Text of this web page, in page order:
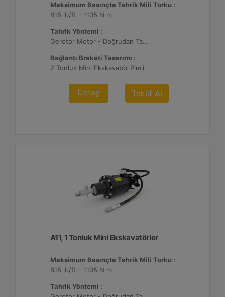
Maksimum Basınçta Tahrik Mili Torku :
815 lb/ft - 1105 N·m
Tahrik Yöntemi :
Gerotor Motor - Doğrudan Tahrik
Bağlantı Braketi Tasarımı :
2 Tonluk Mini Ekskavatör Pimli
Detay Teklif Al
A11, 1 Tonluk Mini Ekskavatörler
Maksimum Basınçta Tahrik Mili Torku :
815 lb/ft - 1105 N·m
Tahrik Yöntemi :